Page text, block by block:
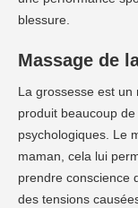
blessure.
Massage de
La grossesse est un
produit beaucoup
psychologiques. Le
maman, cela lui
prendre conscience
des tensions